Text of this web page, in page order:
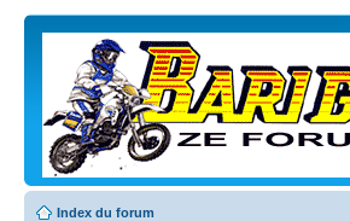
Index du forum